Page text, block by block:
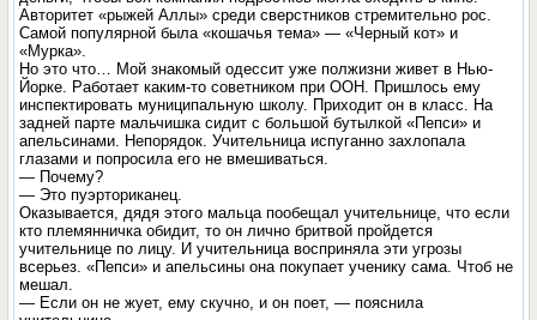
Авторитет «рыжей Аллы» среди сверстников стремительно рос.
Самой популярной была «кошачья тема» — «Черный кот» и
«Мурка».
Но это что… Мой знакомый одессит уже полжизни живет в Нью-
Йорке. Работает каким-то советником при ООН. Пришлось ему
инспектировать муниципальную школу. Приходит он в класс. На
задней парте мальчишка сидит с большой бутылкой «Пепси» и
апельсинами. Непорядок. Учительница испуганно захлопала
глазами и попросила его не вмешиваться.
— Почему?
— Это пуэрториканец.
Оказывается, дядя этого мальца пообещал учительнице, что если
кто племянничка обидит, то он лично бритвой пройдется
учительнице по лицу. И учительница восприняла эти угрозы
всерьез. «Пепси» и апельсины она покупает ученику сама. Чтоб не
мешал.
— Если он не жует, ему скучно, и он поет, — пояснила